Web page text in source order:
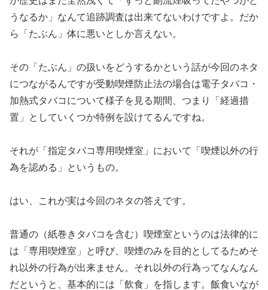
うなるか」なんて追跡調査は出来てないわけですよ。だか
ら「たぶん」体に悪いとしか言えない。
その「たぶん」の扱いをどうするかという話が今回のネタ
につながるんですが受動喫煙防止法の場合は電子タバコ・
加熱式タバコについて様子を見る期間、つまり「経過措
置」としていくつか特例を設けてるんですね。
それが「指定タバコ専用喫煙室」において「喫煙以外の行
為を認める」というもの。
はい、これが実は今回のネタの答えです。
普通の（紙巻きタバコを含む）喫煙室というのは法律的に
は「専用 喫煙室」と呼び、喫煙のみを目的としてるためそ
れ以外の行為が出来ません。それ以外の行為ってなんなん
だというと、基本的には「 飲食」を指します。 飯食いなが